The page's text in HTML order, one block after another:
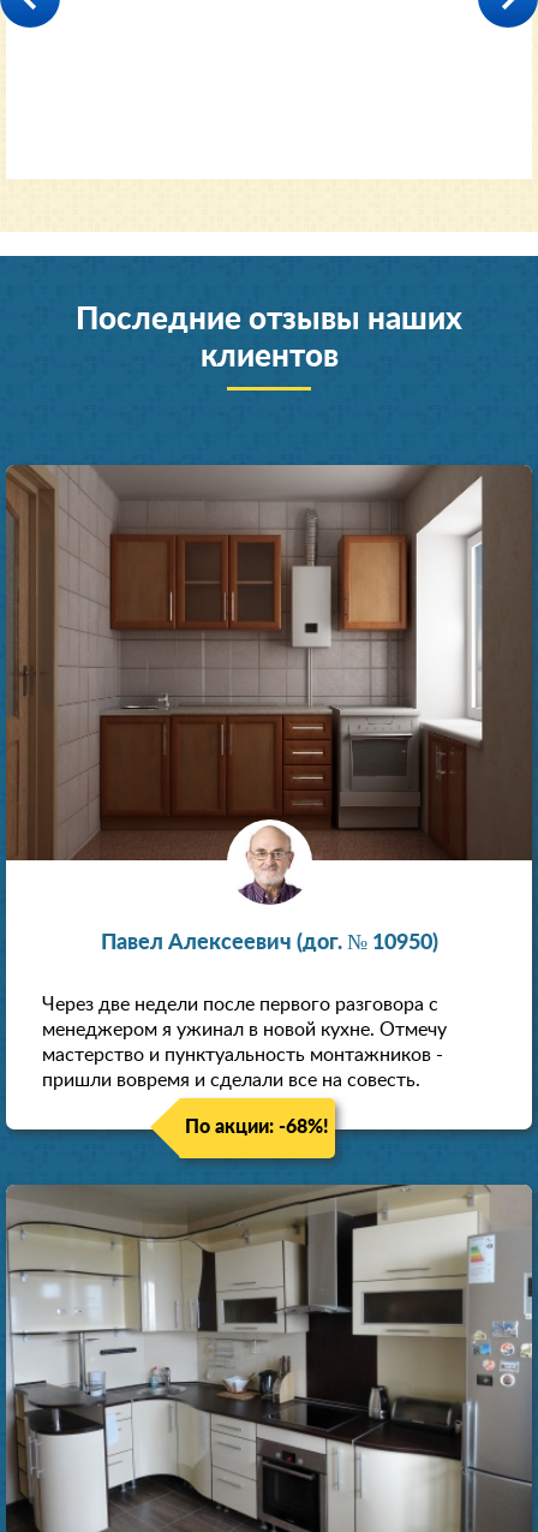
Последние отзывы наших
клиентов
Павел Алексеевич (дог. № 10950)
Через две недели после первого разговора с
менеджером я ужинал в новой кухне. Отмечу
мастерство и пунктуальность монтажников -
пришли вовремя и сделали все на совесть.
По акции: -68%!